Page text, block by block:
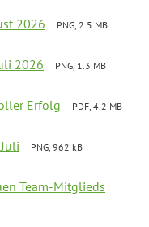
2026
PNG, 2.5 MB
2026
PNG, 1.3 MB
Erfolg
PDF, 4.2 MB
PNG, 962 kB
Team-Mitglieds